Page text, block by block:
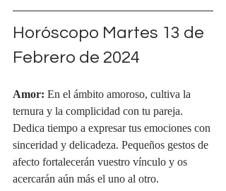
Horóscopo Martes 13 de
Febrero de 2024
Amor: En el ámbito amoroso, cultiva la
ternura y la complicidad con tu pareja.
Dedica tiempo a expresar tus emociones con
sinceridad y delicadeza. Pequeños gestos de
afecto fortalecerán vuestro vínculo y os
acercarán aún más el uno al otro.